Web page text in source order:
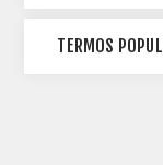
TERMOS